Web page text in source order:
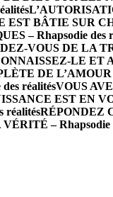
EST BÂTIE SUR
– Rhapsodie des
VOUS DE LA
LE ET
DE L’AMOUR
réalitésVOUS
EST EN
réalitésRÉPONDEZ
– Rhapsodie